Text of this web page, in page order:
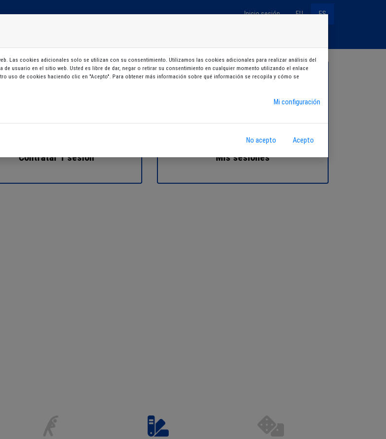
Inicio sesión EU ES
Contratar 1 sesión Mis sesiones
Las cookies adicionales solo se utilizan con su consentimiento. Utilizamos las cookies adicionales para realizar análisis del
usuario en el sitio web. Usted es libre de dar, negar o retirar su consentimiento en cualquier momento utilizando el enlace
uso de cookies haciendo clic en "Acepto". Para obtener más información sobre qué información se recopila y cómo se
Mi configuración
No acepto Acepto